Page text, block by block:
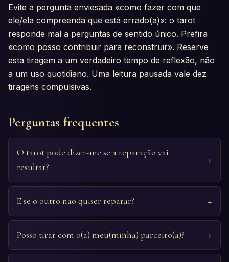
Evite a pergunta enviesada «como fazer com que
ele/ela compreenda que está errado(a)»: o tarot
responde mal a perguntas de sentido único. Prefira
«como posso contribuir para reconstruir». Reserve
esta tiragem a um verdadeiro tempo de reflexão, não
a um uso quotidiano. Uma leitura pausada vale dez
tiragens compulsivas.
Perguntas frequentes
O tarot pode dizer-me se a reparação vai
resultar?
E se o outro não quiser reparar?
Posso tirar com o(a) meu(minha) parceiro(a)?